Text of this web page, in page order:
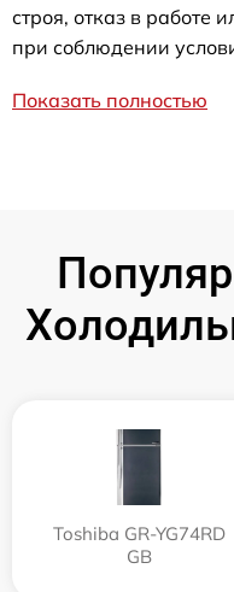
строя, отказ в работе
при соблюдении
Показать полностью
Toshiba GR-YG74RD
GB